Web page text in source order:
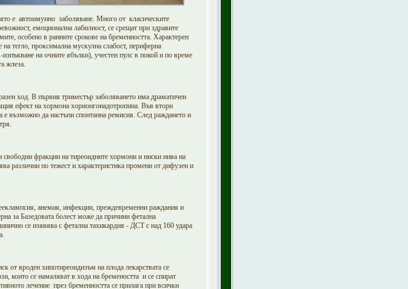
е автоимунно заболяване. Много от класическите
емоционална лабилност, се срещат при здравите
особено в ранните срокове на бременността. Характерен
тегло, проксимална мускулна слабост, периферна
на очните ябълки), учестен пулс в покой и по време
жлеза.
ход. В първия триместър заболяването има драматичен
ефект на хормона хорионгонадотропина. Във втори
възможно да настъпи спонтанна ремисия. След раждането и
свободни фракции на тиреоидните хормони и ниски нива на
различни по тежест и характеристика промени от дифузен и
анемия, инфекции, преждевременни раждания и
за Базедовата болест може да причини фетална
се изявява с фетална тахикардия - ДСТ с над 160 удара
от вроден хипотиреоидизъм на плода лекарствата се
които се намаляват в хода на бремеността и се спират
лечение през бременността се прилага при всички